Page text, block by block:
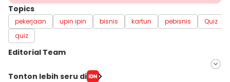
Topics
pekerjaan upin ipin bisnis kartun pebisnis
Quiz
quiz
Editorial Team
Editor
Tonton lebih seru di